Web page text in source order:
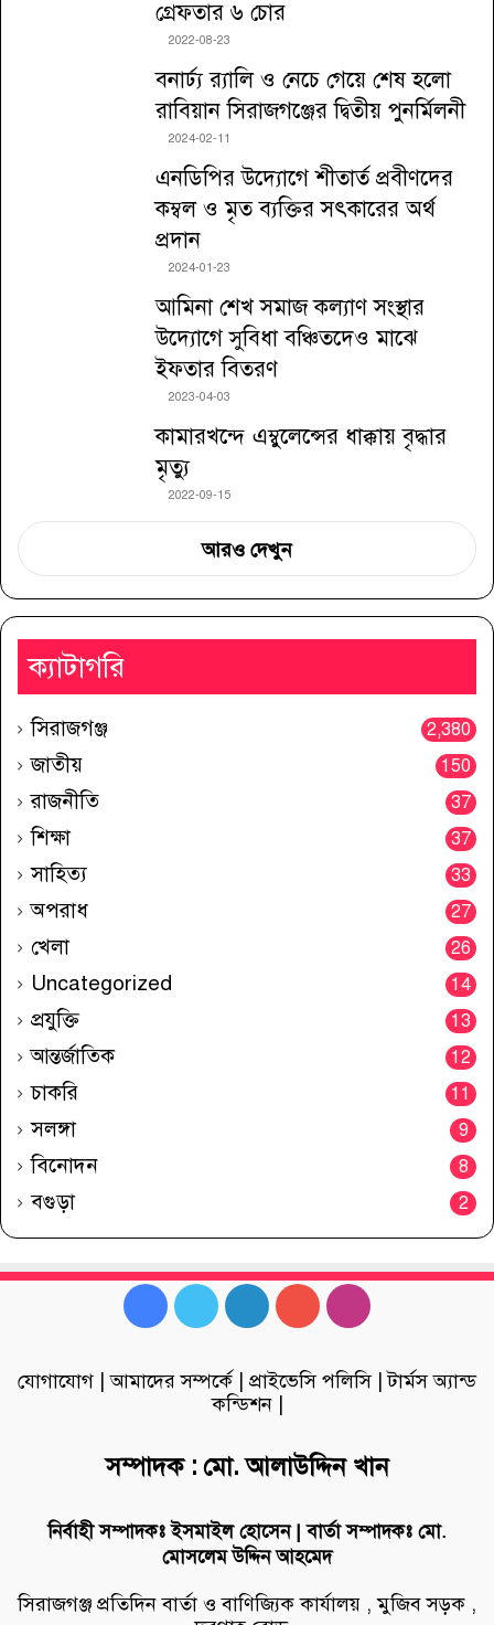
গ্রেফতার ৬ চোর
2022-08-23
বনার্ঢ্য র‌্যালি ও নেচে গেয়ে শেষ হলো
রাবিয়ান সিরাজগঞ্জের দ্বিতীয় পুনর্মিলনী
2024-02-11
এনডিপির উদ্যোগে শীতার্ত প্রবীণদের
কম্বল ও মৃত ব্যক্তির সৎকারের অর্থ
প্রদান
2024-01-23
আমিনা শেখ সমাজ কল্যাণ সংস্থার
উদ্যোগে সুবিধা বঞ্চিতদেও মাঝে
ইফতার বিতরণ
2023-04-03
কামারখন্দে এম্বুলেন্সের ধাক্কায় বৃদ্ধার
মৃত্যু
2022-09-15
আরও দেখুন
ক্যাটাগরি
সিরাজগঞ্জ 2,380
জাতীয় 150
রাজনীতি 37
শিক্ষা 37
সাহিত্য 33
অপরাধ 27
খেলা 26
Uncategorized 14
প্রযুক্তি 13
আন্তর্জাতিক 12
চাকরি 11
সলঙ্গা 9
বিনোদন 8
বগুড়া 2
FacebookTwitterLinkedInYouTubeInstagram
যোগাযোগ |আমাদের সম্পর্কে প্রাইভেসি পলিসি|টার্মস অ্যান্ড
কন্ডিশন|
সম্পাদক : মো. আলাউদ্দিন খান
নির্বাহী সম্পাদকঃ ইসমাইল হোসেন | বার্তা সম্পাদকঃ মো.
মোসলেম উদ্দিন আহমেদ
সিরাজগঞ্জ প্রতিদিন বার্তা ও বাণিজ্যিক কার্যালয় , মুজিব সড়ক ,